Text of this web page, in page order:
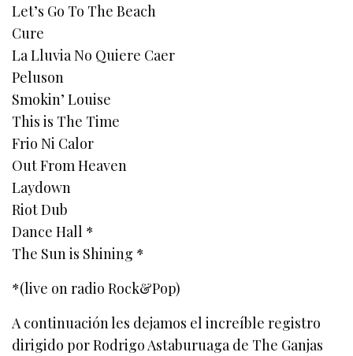
Let’s Go To The Beach
Cure
La Lluvia No Quiere Caer
Peluson
Smokin’ Louise
This is The Time
Frio Ni Calor
Out From Heaven
Laydown
Riot Dub
Dance Hall *
The Sun is Shining *
*(live on radio Rock&Pop)
A continuación les dejamos el increíble registro
dirigido por Rodrigo Astaburuaga de The Ganjas